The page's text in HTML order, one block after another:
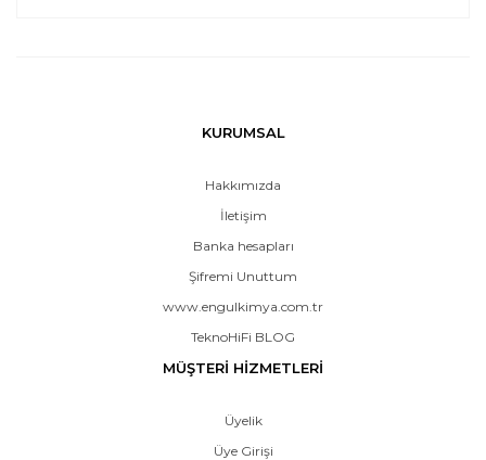
KURUMSAL
Hakkımızda
İletişim
Banka hesapları
Şifremi Unuttum
www.engulkimya.com.tr
TeknoHiFi BLOG
MÜŞTERİ HİZMETLERİ
Üyelik
Üye Girişi